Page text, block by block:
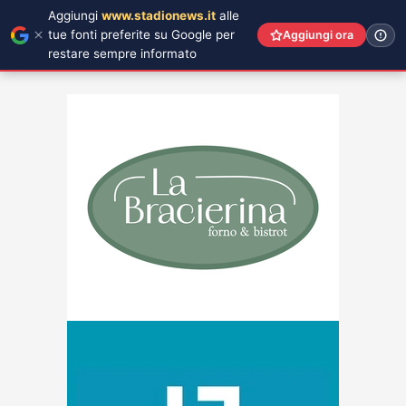
Aggiungi www.stadionews.it alle
tue fonti preferite su Google per
restare sempre informato
Aggiungi ora